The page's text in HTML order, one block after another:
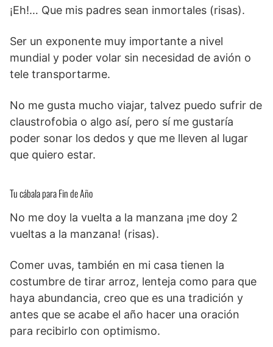
¡Eh!… Que mis padres sean inmortales (risas).
Ser un exponente muy importante a nivel
mundial y poder volar sin necesidad de avión o
tele transportarme.
No me gusta mucho viajar, talvez puedo sufrir de
claustrofobia o algo así, pero sí me gustaría
poder sonar los dedos y que me lleven al lugar
que quiero estar.
Tu cábala para Fin de Año
No me doy la vuelta a la manzana ¡me doy 2
vueltas a la manzana! (risas).
Comer uvas, también en mi casa tienen la
costumbre de tirar arroz, lenteja como para que
haya abundancia, creo que es una tradición y
antes que se acabe el año hacer una oración
para recibirlo con optimismo.